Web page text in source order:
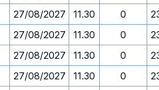
27/08/2027 11.30 0
27/08/2027 11.30 0
27/08/2027 11.30 0
27/08/2027 11.30 0